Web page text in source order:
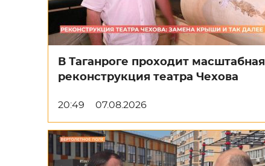
В Таганроге проходит масштабная
реконструкция театра Чехова
20:49 07.08.2026